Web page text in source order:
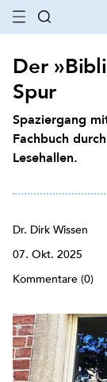
Der
Spur
Spaziergang
Fachbuch
Lesehallen.
Dr. Dirk Wissen
07. Okt. 2025
Kommentare (0)